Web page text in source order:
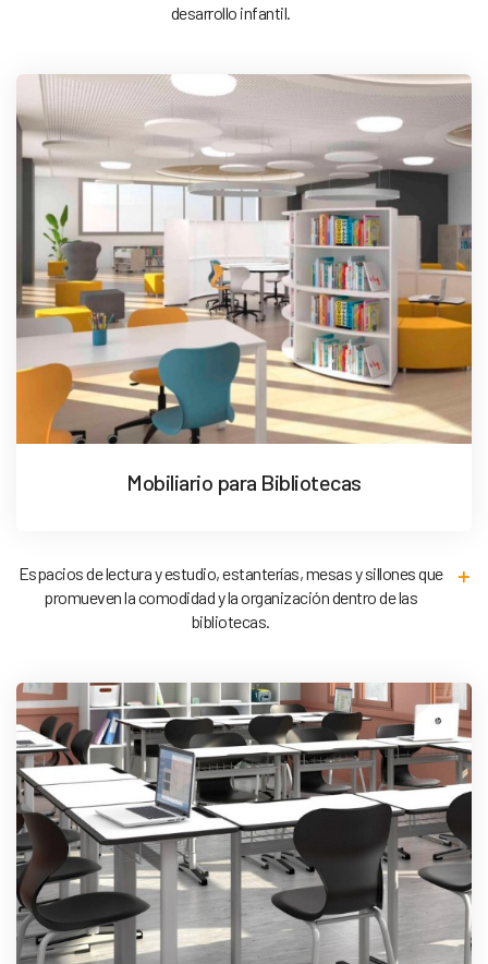
desarrollo infantil.
Mobiliario para Bibliotecas
Espacios de lectura y estudio, estanterías, mesas y sillones que
promueven la comodidad y la organización dentro de las
bibliotecas.